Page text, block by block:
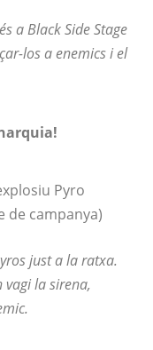
a Black Side Stage
los a enemics i el
Pyro
de campanya)
just a la ratxa.
vagi la sirena,